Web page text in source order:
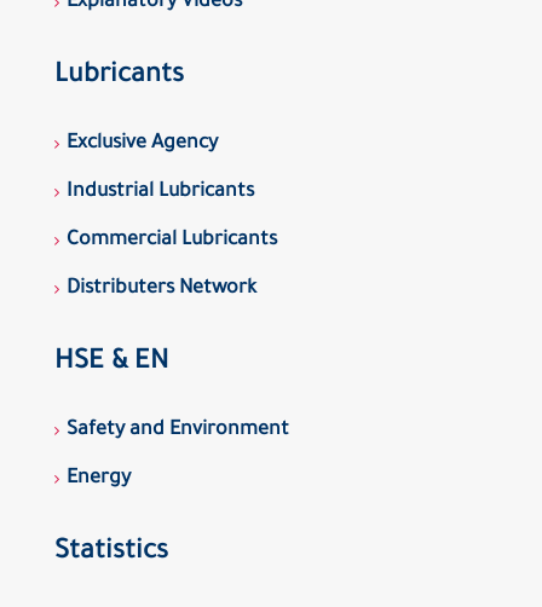
Lubricants
Exclusive Agency
Industrial Lubricants
Commercial Lubricants
Distributers Network
HSE & EN
Safety and Environment
Energy
Statistics